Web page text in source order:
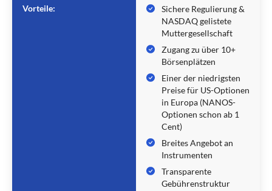
Vorteile:
Sichere Regulierung &
NASDAQ gelistete
Muttergesellschaft
Zugang zu über 10+
Börsenplätzen
Einer der niedrigsten
Preise für US-Optionen
in Europa (NANOS-
Optionen schon ab 1
Cent)
Breites Angebot an
Instrumenten
Transparente
Gebührenstruktur